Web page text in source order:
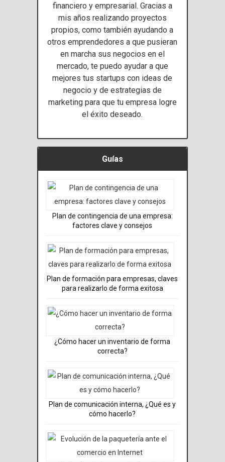
financiero y empresarial. Gracias a
mis años realizando proyectos
propios, como también ayudando a
otros emprendedores a que pusieran
en marcha sus negocios en el
mercado, te puedo ayudar a que
mejores tus startups con ideas de
negocio y de estrategias de
marketing para que tu empresa logre
el éxito deseado.
Guías
Plan de contingencia de una empresa:
factores clave y consejos
Plan de formación para empresas, claves
para realizarlo de forma exitosa
¿Cómo hacer un inventario de forma
correcta?
Plan de comunicación interna, ¿Qué es y
cómo hacerlo?